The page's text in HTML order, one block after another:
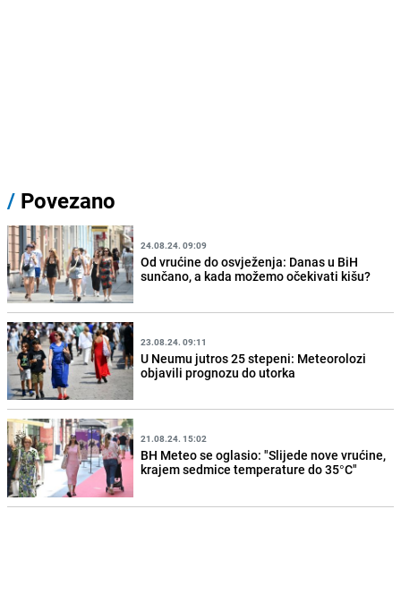
/ Povezano
24.08.24. 09:09
Od vrućine do osvježenja: Danas u BiH
sunčano, a kada možemo očekivati kišu?
23.08.24. 09:11
U Neumu jutros 25 stepeni: Meteorolozi
objavili prognozu do utorka
21.08.24. 15:02
BH Meteo se oglasio: "Slijede nove vrućine,
krajem sedmice temperature do 35°C"